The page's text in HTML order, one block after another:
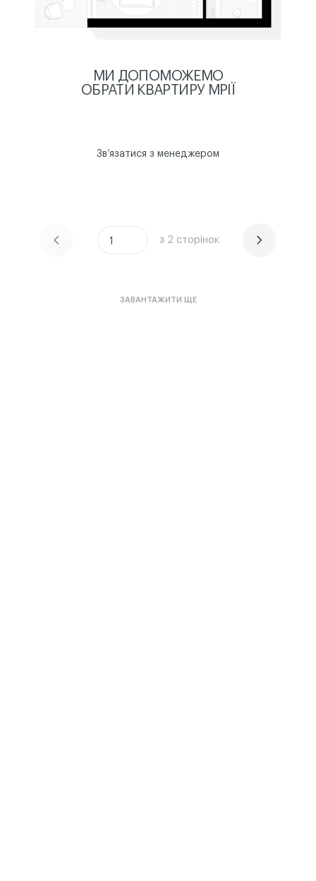
МИ ДОПОМОЖЕМО
ОБРАТИ КВАРТИРУ МРІЇ
Звʼязатися з менеджером
ЧИТАТИ ІСТОРІЮ1 з 2 сторінок ЧИТАТИ ІСТОРІЮ
ЗАВАНТАЖИТИ ЩЕ